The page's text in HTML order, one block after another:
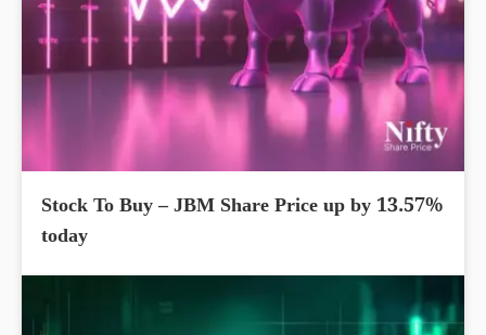
Stock To Buy – JBM Share Price up by 13.57%
today